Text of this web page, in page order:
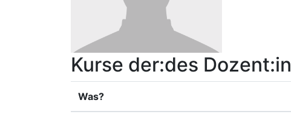
Kurse der:des Dozent:in
Was?